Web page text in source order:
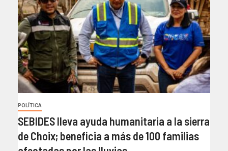
POLÍTICA
SEBIDES lleva ayuda humanitaria a la sierra
de Choix; beneficia a más de 100 familias